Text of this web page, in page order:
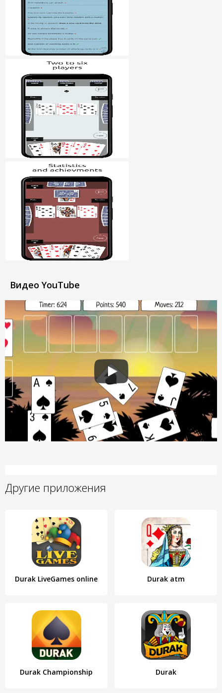
Видео YouTube
Другие приложения
Durak LiveGames online Durak atm
Durak Championship Durak